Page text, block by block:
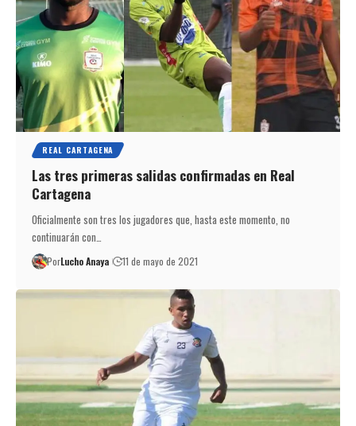
REAL CARTAGENA
Las tres primeras salidas confirmadas en Real
Cartagena
Oficialmente son tres los jugadores que, hasta este momento, no
continuarán con…
PorLucho Anaya 11 de mayo de 2021